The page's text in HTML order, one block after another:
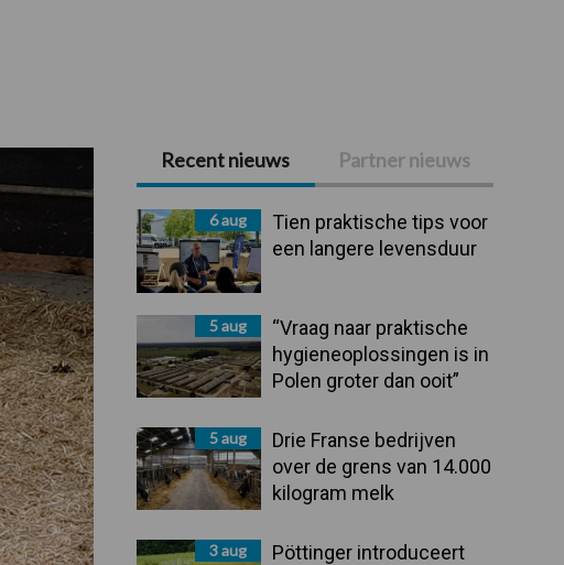
Primaire
Sidebar
Recent nieuws Partner nieuws
6 aug
Tien praktische tips voor
een langere levensduur
5 aug
“Vraag naar praktische
hygieneoplossingen is in
Polen groter dan ooit”
5 aug
Drie Franse bedrijven
over de grens van 14.000
kilogram melk
3 aug
Pöttinger introduceert